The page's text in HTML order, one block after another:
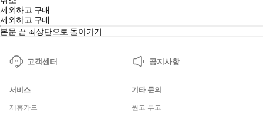
제외하고 구매
제외하고 구매
본문 끝 최상단으로 돌아가기
고객센터 공지사항
서비스
제휴카드
기타 문의
원고 투고